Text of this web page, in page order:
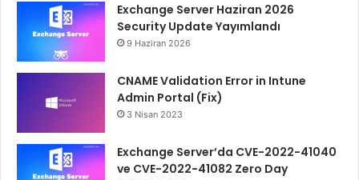
Exchange Server Haziran 2026
Security Update Yayımlandı
9 Haziran 2026
CNAME Validation Error in Intune
Admin Portal (Fix)
3 Nisan 2023
Exchange Server’da CVE-2022-41040
ve CVE-2022-41082 Zero Day